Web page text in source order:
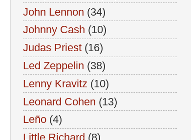
John Lennon (34)
Johnny Cash (10)
Judas Priest (16)
Led Zeppelin (38)
Lenny Kravitz (10)
Leonard Cohen (13)
Leño (4)
Little Richard (8)